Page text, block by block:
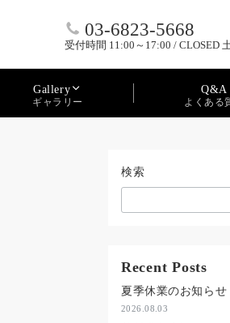
03-6823-5668
受付時間 11:00～17:00 / CLOSED
Gallery
ギャラリー
Q&A
よくある
検索
Recent Posts
夏季休業のお知らせ
2026.08.03